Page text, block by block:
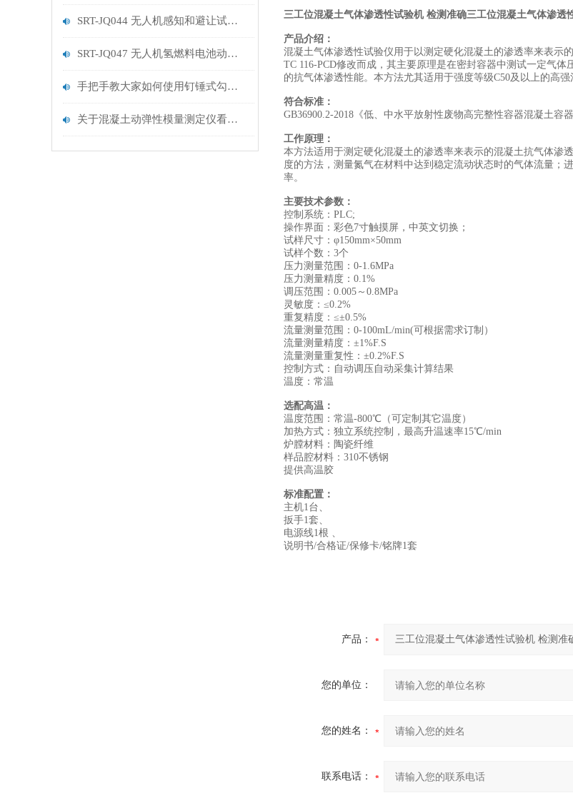
SRT-JQ044 无人机感知和避让试验机的简单介绍
SRT-JQ047 无人机氢燃料电池动力系统试验机用途有哪些 符合标准
手把手教大家如何使用钉锤式勾丝性测试机
关于混凝土动弹性模量测定仪看这一篇就够了
三工位混凝土气体渗透性试验机 检测准确三工位混凝土气体渗透
产品介绍：
混凝土气体渗透性试验仪用于以测定硬化混凝土的渗透率来表示
TC 116-PCD修改而成，其主要原理是在密封容器中测试一定气
的抗气体渗透性能。本方法尤其适用于强度等级C50及以上的高强
符合标准：
GB36900.2-2018《低、中水平放射性废物高完整性容器混凝土容器
工作原理：
本方法适用于测定硬化混凝土的渗透率来表示的混凝土抗气体渗
度的方法，测量氮气在材料中达到稳定流动状态时的气体流量；
率。
主要技术参数：
控制系统：PLC;
操作界面：彩色7寸触摸屏，中英文切换；
试样尺寸：φ150mm×50mm
试样个数：3个
压力测量范围：0-1.6MPa
压力测量精度：0.1%
调压范围：0.005～0.8MPa
灵敏度：≤0.2%
重复精度：≤±0.5%
流量测量范围：0-100mL/min(可根据需求订制）
流量测量精度：±1%F.S
流量测量重复性：±0.2%F.S
控制方式：自动调压自动采集计算结果
温度：常温
选配高温：
温度范围：常温-800℃（可定制其它温度）
加热方式：独立系统控制，最高升温速率15℃/min
炉膛材料：陶瓷纤维
样品腔材料：310不锈钢
提供高温胶
标准配置：
主机1台、
扳手1套、
电源线1根 、
说明书/合格证/保修卡/铭牌1套
产品：
您的单位：
您的姓名：
联系电话：